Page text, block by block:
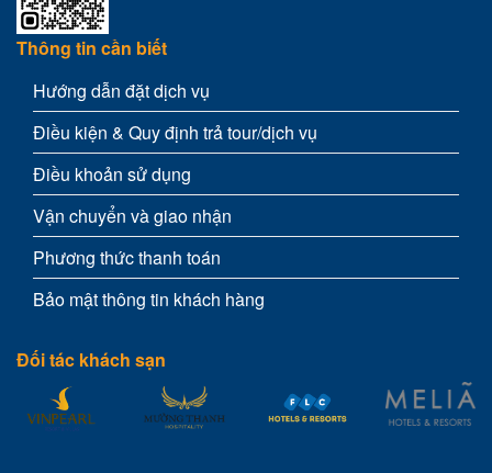
Thông tin cần biết
Hướng dẫn đặt dịch vụ
Điều kiện & Quy định trả tour/dịch vụ
Điều khoản sử dụng
Vận chuyển và giao nhận
Phương thức thanh toán
Bảo mật thông tin khách hàng
Đối tác khách sạn